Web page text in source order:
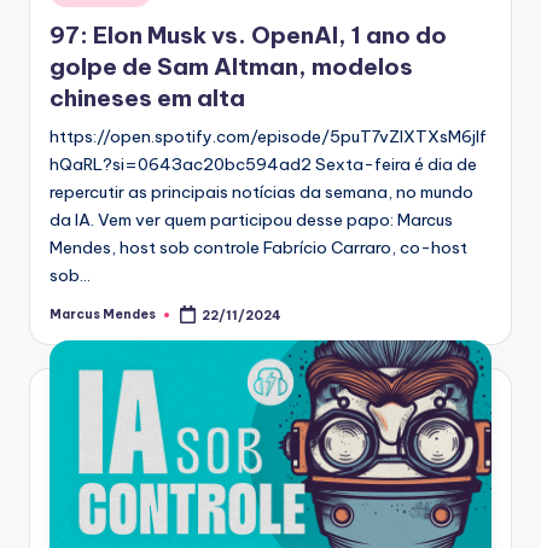
in
97: Elon Musk vs. OpenAI, 1 ano do
golpe de Sam Altman, modelos
chineses em alta
https://open.spotify.com/episode/5puT7vZIXTXsM6jlf
hQaRL?si=0643ac20bc594ad2 Sexta-feira é dia de
repercutir as principais notícias da semana, no mundo
da IA. Vem ver quem participou desse papo: Marcus
Mendes, host sob controle Fabrício Carraro, co-host
sob…
Posted
Marcus Mendes 22/11/2024